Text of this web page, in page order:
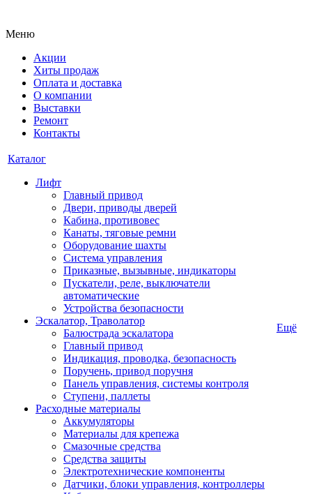
Меню
Акции
Хиты продаж
Оплата и доставка
О компании
Выставки
Ремонт
Контакты
Каталог
Лифт
Главный привод
Двери, приводы дверей
Кабина, противовес
Канаты, тяговые ремни
Оборудование шахты
Система управления
Приказные, вызывные, индикаторы
Пускатели, реле, выключатели
автоматические
Устройства безопасности
Эскалатор, Траволатор
Балюстрада эскалатора
Главный привод
Индикация, проводка, безопасность
Поручень, привод поручня
Панель управления, системы контроля
Ступени, паллеты
Расходные материалы
Аккумуляторы
Материалы для крепежа
Смазочные средства
Средства защиты
Электротехнические компоненты
Датчики, блоки управления, контроллеры
Ещё